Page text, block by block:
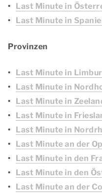
Last Minute in
Last Minute in
Provinzen
Last Minute in
Last Minute in
Last Minute in
Last Minute in
Last Minute in
Last Minute an der
Last Minute in den
Last Minute in den
Last Minute an der